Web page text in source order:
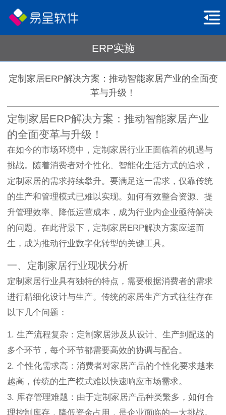
ERP实施
定制家居ERP解决方案：推动智能家居产业的全面变
革与升级！
定制家居ERP解决方案：推动智能家居产业
的全面变革与升级！
在如今的市场环境中，定制家居行业正面临着的机遇与
挑战。随着消费者对个性化、智能化生活方式的追求，
定制家居的需求持续攀升。要满足这一需求，仅靠传统
的生产和管理模式已难以实现。如何有效整合资源、提
升管理效率、降低运营成本，成为行业内企业亟待解决
的问题。在此背景下，定制家居ERP解决方案应运而
生，成为推动行业数字化转型的关键工具。
一、定制家居行业现状分析
定制家居行业具有独特的特点，需要根据消费者的需求
进行精细化设计与生产。传统的家居生产方式往往存在
以下几个问题：
1. 生产流程复杂：定制家居涉及从设计、生产到配送的
多个环节，每个环节都需要高效的协调与配合。
2. 个性化需求高：消费者对家居产品的个性化要求越来
越高，传统的生产模式难以快速响应市场需求。
3. 库存管理难题：由于定制家居产品种类繁多，如何合
理控制库存，降低资金占用，是企业面临的一大挑战。